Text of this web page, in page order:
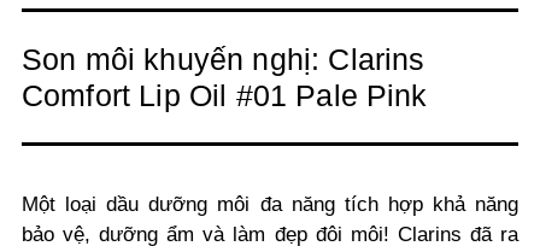
Son môi khuyến nghị: Clarins
Comfort Lip Oil #01 Pale Pink
Một loại dầu dưỡng môi đa năng tích hợp khả năng
bảo vệ, dưỡng ẩm và làm đẹp đôi môi! Clarins đã ra